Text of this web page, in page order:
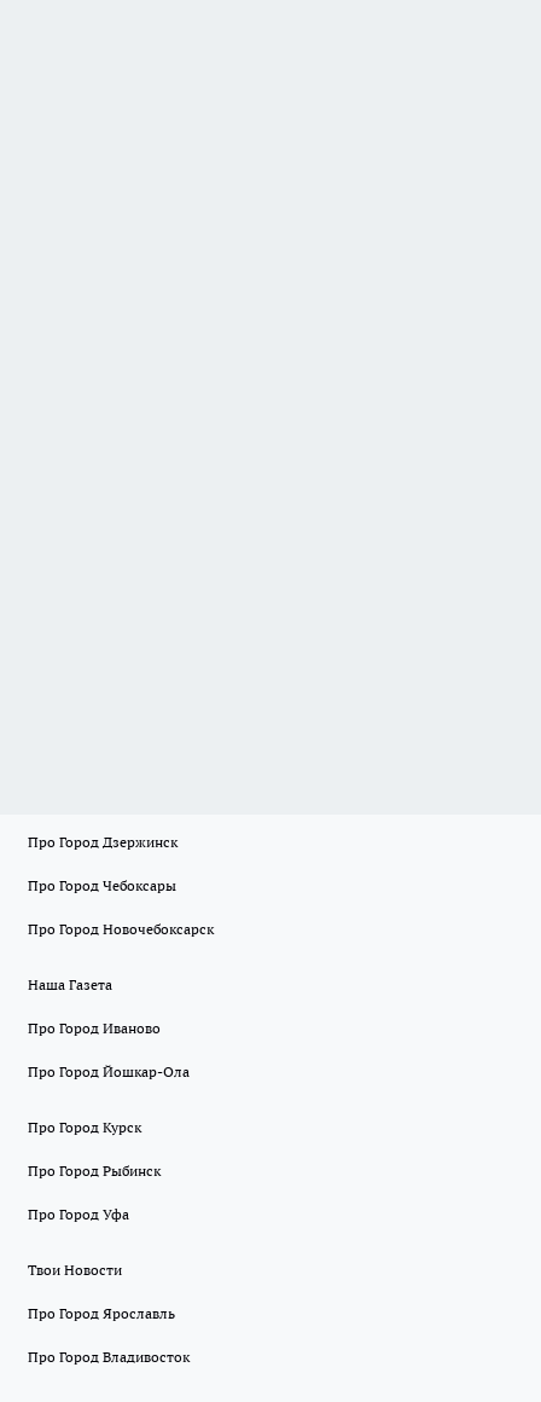
Про Город Дзержинск
Про Город Чебоксары
Про Город Новочебоксарск
Наша Газета
Про Город Иваново
Про Город Йошкар-Ола
Про Город Курск
Про Город Рыбинск
Про Город Уфа
Твои Новости
Про Город Ярославль
Про Город Владивосток